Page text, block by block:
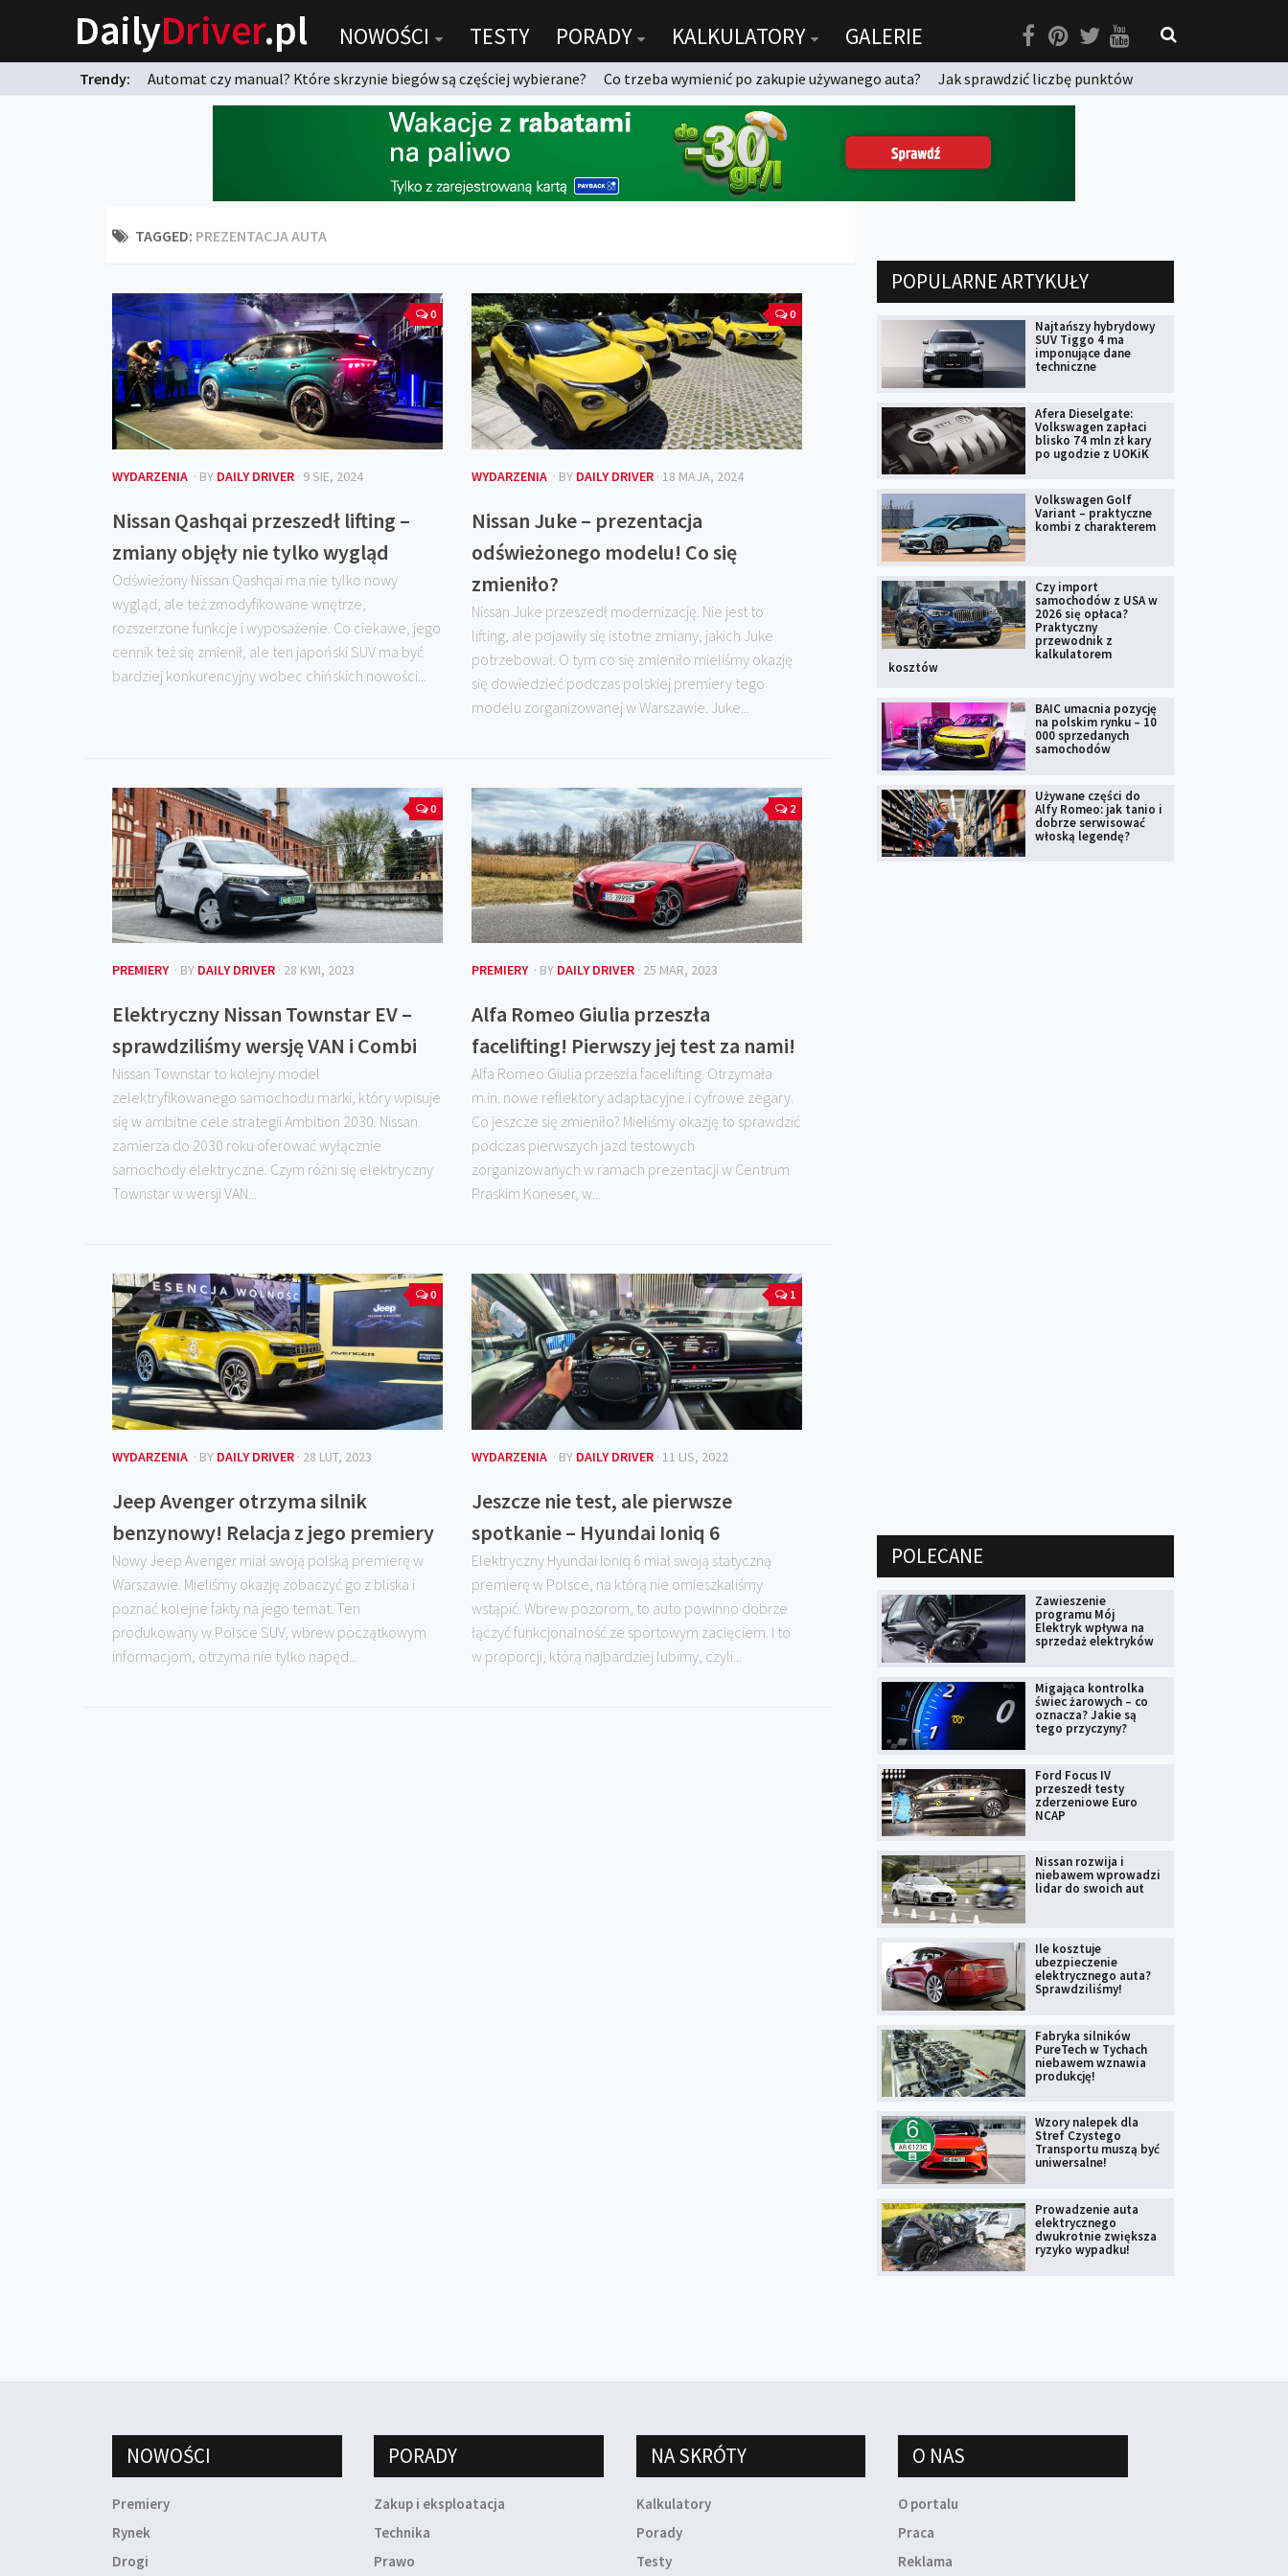
DailyDriver.pl NOWOŚCI TESTY PORADY KALKULATORY GALERIE
Trendy: Automat czy manual? Które skrzynie biegów są częściej wybierane? Co trzeba wymienić po zakupie używanego auta?
Jak sprawdzić liczbę punktów
TAGGED: PREZENTACJA AUTA
0
WYDARZENIA · BY DAILY DRIVER · 9 SIE, 2024
Nissan Qashqai przeszedł lifting –
zmiany objęły nie tylko wygląd
Odświeżony Nissan Qashqai ma nie tylko nowy
wygląd, ale też zmodyfikowane wnętrze,
rozszerzone funkcje i wyposażenie. Co ciekawe, jego
cennik też się zmienił, ale ten japoński SUV ma być
bardziej konkurencyjny wobec chińskich nowości...
0
WYDARZENIA · BY DAILY DRIVER · 18 MAJA, 2024
Nissan Juke – prezentacja
odświeżonego modelu! Co się
zmieniło?
Nissan Juke przeszedł modernizację. Nie jest to
lifting, ale pojawiły się istotne zmiany, jakich Juke
potrzebował. O tym co się zmieniło mieliśmy okazję
się dowiedzieć podczas polskiej premiery tego
modelu zorganizowanej w Warszawie. Juke...
0
PREMIERY · BY DAILY DRIVER · 28 KWI, 2023
Elektryczny Nissan Townstar EV –
sprawdziliśmy wersję VAN i Combi
Nissan Townstar to kolejny model
zelektryfikowanego samochodu marki, który wpisuje
się w ambitne cele strategii Ambition 2030. Nissan
zamierza do 2030 roku oferować wyłącznie
samochody elektryczne. Czym różni się elektryczny
Townstar w wersji VAN...
2
PREMIERY · BY DAILY DRIVER · 25 MAR, 2023
Alfa Romeo Giulia przeszła
facelifting! Pierwszy jej test za nami!
Alfa Romeo Giulia przeszła facelifting. Otrzymała
m.in. nowe reflektory adaptacyjne i cyfrowe zegary.
Co jeszcze się zmieniło? Mieliśmy okazję to sprawdzić
podczas pierwszych jazd testowych
zorganizowanych w ramach prezentacji w Centrum
Praskim Koneser, w...
0
WYDARZENIA · BY DAILY DRIVER · 28 LUT, 2023
Jeep Avenger otrzyma silnik
benzynowy! Relacja z jego premiery
Nowy Jeep Avenger miał swoją polską premierę w
Warszawie. Mieliśmy okazję zobaczyć go z bliska i
poznać kolejne fakty na jego temat. Ten
produkowany w Polsce SUV, wbrew początkowym
informacjom, otrzyma nie tylko napęd...
1
WYDARZENIA · BY DAILY DRIVER · 11 LIS, 2022
Jeszcze nie test, ale pierwsze
spotkanie – Hyundai Ioniq 6
Elektryczny Hyundai Ioniq 6 miał swoją statyczną
premierę w Polsce, na którą nie omieszkaliśmy
wstąpić. Wbrew pozorom, to auto powinno dobrze
łączyć funkcjonalność ze sportowym zacięciem. I to
w proporcji, którą najbardziej lubimy, czyli...
POPULARNE ARTYKUŁY
Najtańszy hybrydowy
SUV Tiggo 4 ma
imponujące dane
techniczne
Afera Dieselgate:
Volkswagen zapłaci
blisko 74 mln zł kary
po ugodzie z UOKiK
Volkswagen Golf
Variant – praktyczne
kombi z charakterem
Czy import
samochodów z USA w
2026 się opłaca?
Praktyczny
przewodnik z
kalkulatorem
kosztów
BAIC umacnia pozycję
na polskim rynku – 10
000 sprzedanych
samochodów
Używane części do
Alfy Romeo: jak tanio i
dobrze serwisować
włoską legendę?
POLECANE
Zawieszenie
programu Mój
Elektryk wpływa na
sprzedaż elektryków
Migająca kontrolka
świec żarowych – co
oznacza? Jakie są
tego przyczyny?
Ford Focus IV
przeszedł testy
zderzeniowe Euro
NCAP
Nissan rozwija i
niebawem wprowadzi
lidar do swoich aut
Ile kosztuje
ubezpieczenie
elektrycznego auta?
Sprawdziliśmy!
Fabryka silników
PureTech w Tychach
niebawem wznawia
produkcję!
Wzory nalepek dla
Stref Czystego
Transportu muszą być
uniwersalne!
Prowadzenie auta
elektrycznego
dwukrotnie zwiększa
ryzyko wypadku!
NOWOŚCI
Premiery
Rynek
Drogi
PORADY
Zakup i eksploatacja
Technika
Prawo
NA SKRÓTY
Kalkulatory
Porady
Testy
O NAS
O portalu
Praca
Reklama